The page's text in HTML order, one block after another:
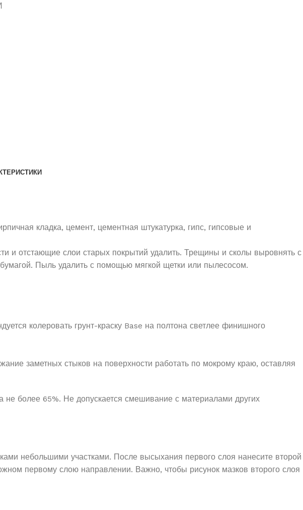
кладка, цемент, цементная штукатурка, гипс, гипсовые и
и отстающие слои старых покрытий удалить. Трещины и сколы выровнять с
Пыль удалить с помощью мягкой щетки или пылесосом.
колеровать грунт-краску Base на полтона светлее финишного
заметных стыков на поверхности работать по мокрому краю, оставляя
не более 65%. Не допускается смешивание с материалами других
небольшими участками. После высыхания первого слоя нанесите второй
первому слою направлении. Важно, чтобы рисунок мазков второго слоя